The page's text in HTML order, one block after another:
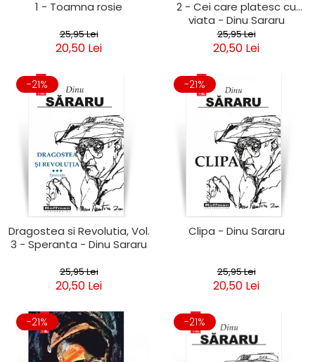
1 - Toamna rosie
25,95 Lei
20,50 Lei
2 - Cei care platesc cu
viata - Dinu Sararu
25,95 Lei
20,50 Lei
-21%
Dragostea si Revolutia, Vol.
3 - Speranta - Dinu Sararu
25,95 Lei
20,50 Lei
-21%
Clipa - Dinu Sararu
25,95 Lei
20,50 Lei
-21% -21%